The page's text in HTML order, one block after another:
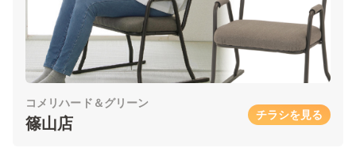
コメリハード＆グリーン
篠山店 チラシを見る